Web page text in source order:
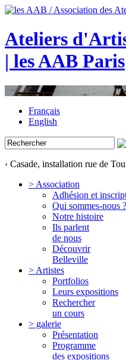
Ateliers
| les AAB Paris
Français
English
‹ Casade, installation rue de
> Association
Adhésion et
Qui sommes-nous ?
Notre histoire
Ils parlent
de nous
Découvrir
Belleville
> Artistes
Portfolios
Leurs expositions
Rechercher
un cours
> galerie
Présentation
Programme
des expositions